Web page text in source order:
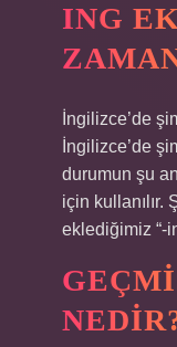
ING
İngilizce’de
İngilizce’de
durumun şu
için
eklediğimiz “-